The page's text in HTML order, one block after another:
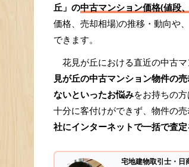
丘」の中古マンション価格(値段
価格、売却相場)の推移・動向や
できます。
花見が丘における直近の中古
見が丘の中古マンション物件の
ないといったお悩みをお持ちの
十分に客付けができず、物件の
社にインターネットで一括で査
宅地建物取引士・日